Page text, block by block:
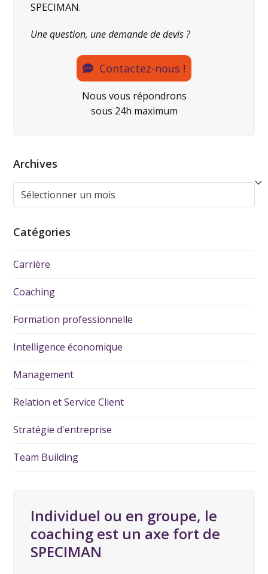
SPECIMAN.
Une question, une demande de devis ?
Contactez-nous !
Nous vous répondrons
sous 24h maximum
Archives
Catégories
Carrière
Coaching
Formation professionnelle
Intelligence économique
Management
Relation et Service Client
Stratégie d'entreprise
Team Building
Individuel ou en groupe, le
coaching est un axe fort de
SPECIMAN